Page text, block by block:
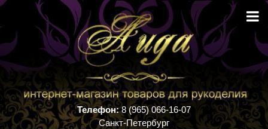
Телефон:8 (965) 066-16-07
Санкт-Петербург